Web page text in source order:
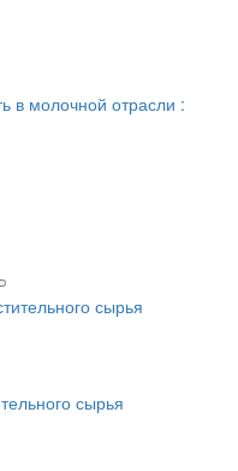
в молочной отрасли :
сырья